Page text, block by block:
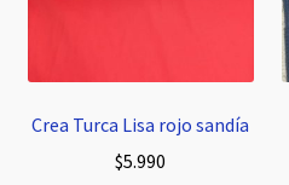
Crea Turca Lisa rojo sandía
$5.990